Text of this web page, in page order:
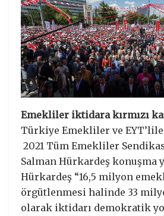
Emekliler iktidara kırmızı
Türkiye Emekliler ve
2021 Tüm Emekliler
Salman Hürkardeş konuşma
Hürkardeş “16,5 milyon
örgütlenmesi halinde 33
olarak iktidarı demokratik